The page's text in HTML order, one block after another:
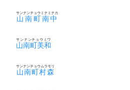
山南町南中
サンナンチョウミナミナカ
山南町美和
サンナンチョウミワ
山南町村森
サンナンチョウムラモリ